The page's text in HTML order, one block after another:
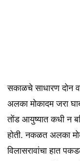
सकाळचे साधारण दोन
अलका मोकादम जरा
तोंड आयुष्यात कधी न
होती. नकळत अलका
विलासरावांचा हात